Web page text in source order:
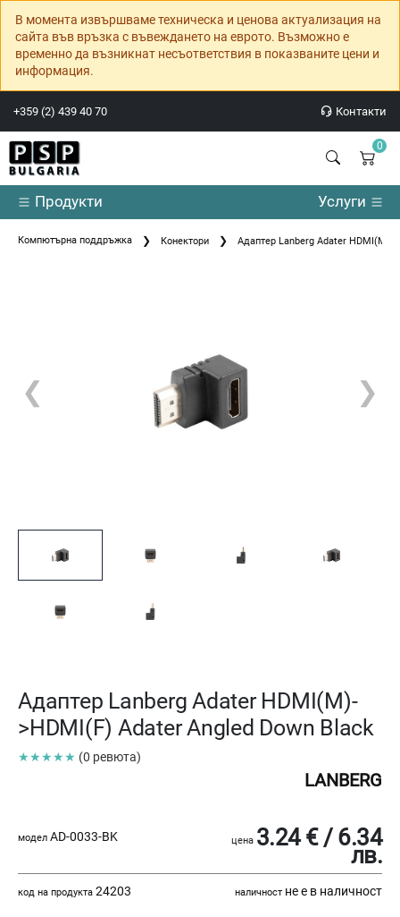
В момента извършваме техническа и ценова актуализация на
сайта във връзка с въвеждането на еврото. Възможно е
временно да възникнат несъответствия в показваните цени и
информация.
+359 (2) 439 40 70 Контакти
0
Продукти Услуги
Компютърна поддръжка Конектори Адаптер Lanberg Adater HDMI(M)-
❮ ❯
Адаптер Lanberg Adater HDMI(M)-
>HDMI(F) Adater Angled Down Black
★★★★★ (0 ревюта)
LANBERG
модел AD-0033-BK цена 3.24 € / 6.34
лв.
код на продукта 24203 наличност не е в наличност